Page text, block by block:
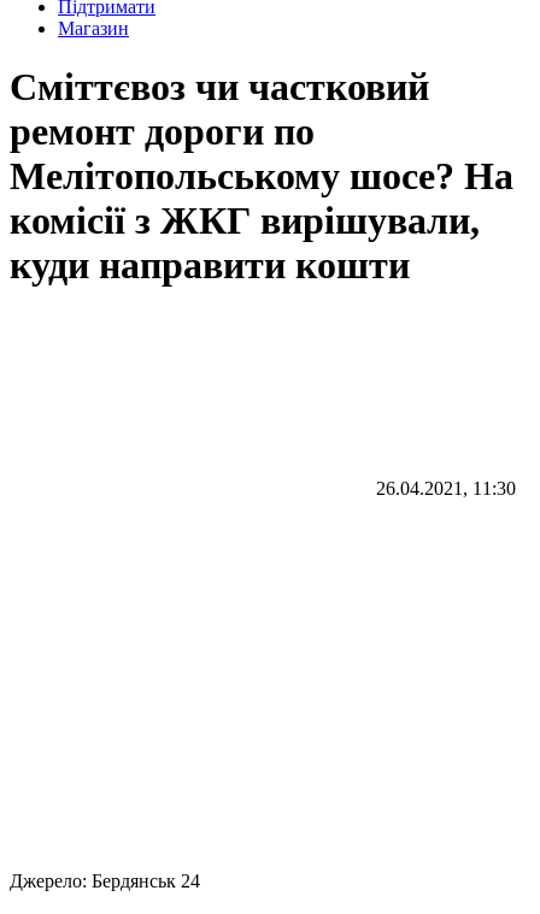
Підтримати
Магазин
Сміттєвоз чи частковий
ремонт дороги по
Мелітопольському шосе? На
комісії з ЖКГ вирішували,
куди направити кошти
26.04.2021, 11:30
Джерело: Бердянськ 24